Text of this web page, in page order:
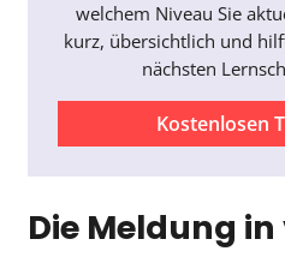
welchem Niveau Sie
kurz, übersichtlich und
nächsten
Kostenlosen
Die Meldung